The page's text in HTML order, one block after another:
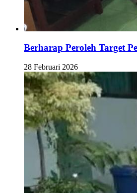
Berharap Peroleh Target
28 Februari 2026